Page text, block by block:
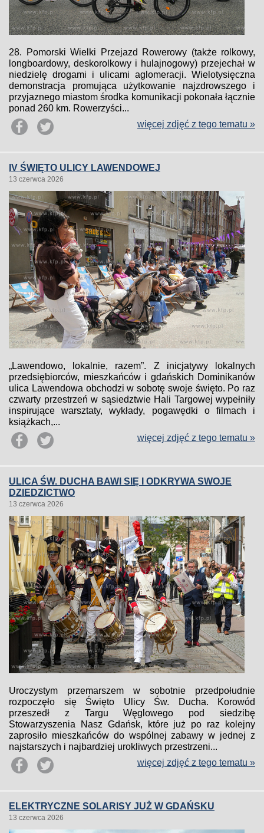
28. Pomorski Wielki Przejazd Rowerowy (także rolkowy,
longboardowy, deskorolkowy i hulajnogowy) przejechał w
niedzielę drogami i ulicami aglomeracji. Wielotysięczna
demonstracja promująca użytkowanie najzdrowszego i
przyjaznego miastom środka komunikacji pokonała łącznie
ponad 260 km. Rowerzyści...
więcej zdjęć z tego tematu »
IV ŚWIĘTO ULICY LAWENDOWEJ
13 czerwca 2026
„Lawendowo, lokalnie, razem”. Z inicjatywy lokalnych
przedsiębiorców, mieszkańców i gdańskich Dominikanów
ulica Lawendowa obchodzi w sobotę swoje święto. Po raz
czwarty przestrzeń w sąsiedztwie Hali Targowej wypełniły
inspirujące warsztaty, wykłady, pogawędki o filmach i
książkach,...
więcej zdjęć z tego tematu »
ULICA ŚW. DUCHA BAWI SIĘ I ODKRYWA SWOJE
DZIEDZICTWO
13 czerwca 2026
Uroczystym przemarszem w sobotnie przedpołudnie
rozpoczęło się Święto Ulicy Św. Ducha. Korowód
przeszedł z Targu Węglowego pod siedzibę
Stowarzyszenia Nasz Gdańsk, które już po raz kolejny
zaprosiło mieszkańców do wspólnej zabawy w jednej z
najstarszych i najbardziej urokliwych przestrzeni...
więcej zdjęć z tego tematu »
ELEKTRYCZNE SOLARISY JUŻ W GDAŃSKU
13 czerwca 2026